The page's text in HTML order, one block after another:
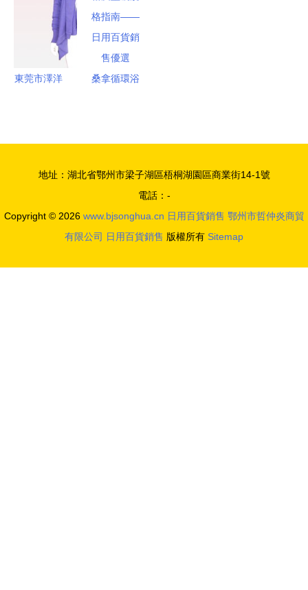
到現實的制
衣之路
東莞市澤洋
桑拿循環浴
優選
地址：湖北省鄂州市梁子湖區梧桐湖園區商業街14-1號
電話：-
Copyright © 2026 www.bjsonghua.cn 日用百貨銷售 鄂州市哲仲炎商貿
有限公司 日用百貨銷售 版權所有 Sitemap